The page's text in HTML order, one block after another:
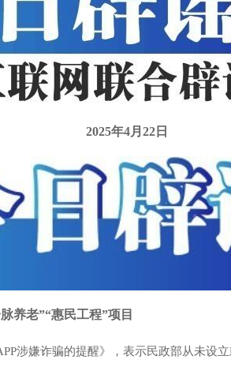
2025年4月22日
养老”“惠民工程”项目
涉嫌诈骗的提醒》，表示民政部从未设